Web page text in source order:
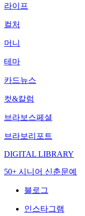
라이프
컬처
머니
테마
카드뉴스
컷&칼럼
브라보스페셜
브라보리포트
DIGITAL LIBRARY
50+ 시니어 신춘문예
블로그
인스타그램